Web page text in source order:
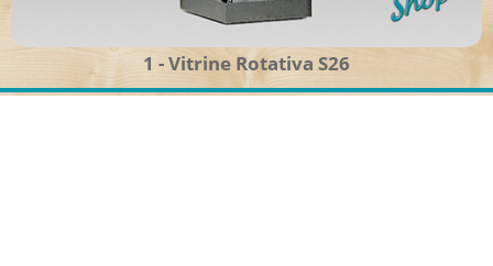
1 - Vitrine Rotativa S26